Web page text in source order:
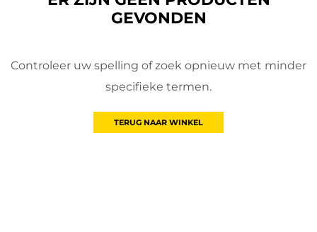
GEVONDEN
Controleer uw spelling of zoek opnieuw met minder
specifieke termen.
TERUG NAAR WINKEL